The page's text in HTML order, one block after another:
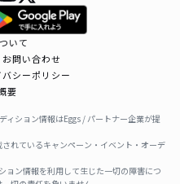
いて
問い合わせ
シーポリシー
要
ィション情報はEggs / パートナー企業が提
れているキャンペーン・イベント・オーデ
ョン情報を利用して生じた一切の障害につ